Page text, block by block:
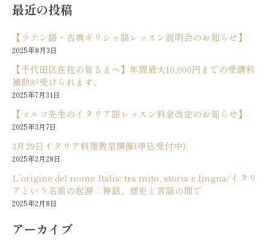
最近の投稿
【ラテン語・古典ギリシャ語レッスン説明会のお知らせ】
2025年8月3日
【千代田区在住の皆さまへ】年間最大10,000円までの受講料
補助が受けられます。
2025年7月31日
【マルコ先生のイタリア語レッスン料金改定のお知らせ】
2025年3月7日
3月29日イタリア料理教室開催(申込受付中)
2025年2月28日
L’origine del nome Italia: tra mito, storia e lingua/イタリ
アという名前の起源：神話、歴史と言語の間で
2025年2月8日
アーカイブ